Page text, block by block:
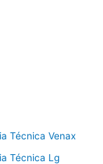
Técnica Venax
Técnica Lg